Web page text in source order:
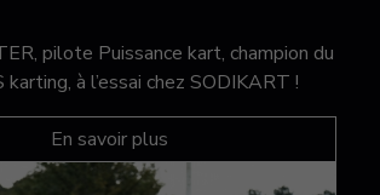
pilote Puissance kart, champion du
à l’essai chez SODIKART !
En savoir plus